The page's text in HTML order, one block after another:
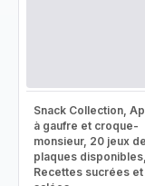
Snack Collection,
à gaufre et croque-
monsieur, 20 jeux de
plaques disponibles,
Recettes sucrées et